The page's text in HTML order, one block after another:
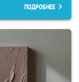
ПОДРОБНЕЕ